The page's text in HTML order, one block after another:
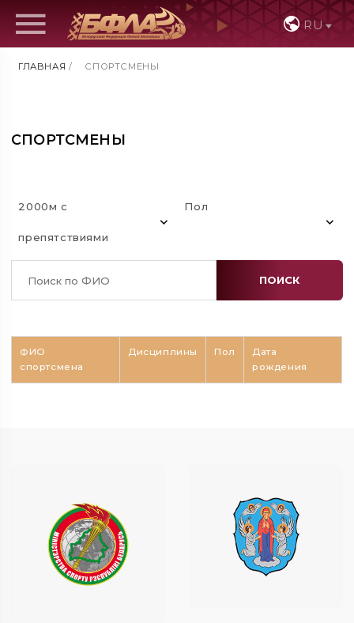
RU
ГЛАВНАЯ / СПОРТСМЕНЫ
СПОРТСМЕНЫ
2000м с
препятствиями
Пол
ПОИСК
ФИО
спортсмена
Дисциплины Пол
Дата
рождения